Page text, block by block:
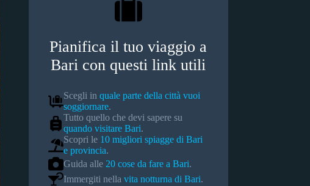
Pianifica il tuo viaggio a
Bari con questi link utili
Scegli in quale parte della città vuoi
soggiornare.
Tutto quello che devi sapere su
quando visitare Bari.
Scopri le 10 migliori spiagge di Bari
e provincia.
Guida alle 20 cose da fare a Bari.
Immergiti nella vita notturna di Bari.